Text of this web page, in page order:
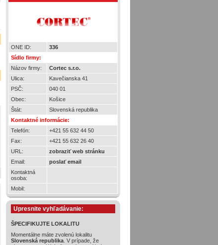
ONE ID:
336
Sídlo firmy:
Názov firmy:
Cortec s.r.o.
Ulica:
Kavečianska 41
PSČ:
040 01
Obec:
Košice
Štát:
Slovenská republika
Kontaktné informácie:
Telefón:
+421 55 632 44 50
Fax:
+421 55 632 26 40
URL:
zobraziť web stránku
Email:
poslať email
Kontaktná
osoba:
Mobil:
Upresnite vyhľadávanie:
ŠPECIFIKUJTE LOKALITU
Momentálne máte zvolenú lokalitu
Slovenská republika . V prípade, že